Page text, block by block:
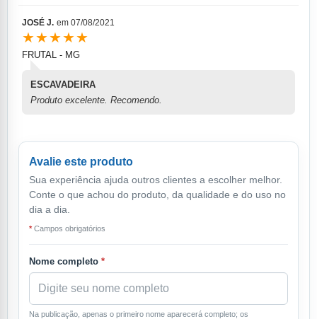
JOSÉ J. em 07/08/2021
★★★★★
FRUTAL - MG
ESCAVADEIRA
Produto excelente. Recomendo.
Avalie este produto
Sua experiência ajuda outros clientes a escolher melhor.
Conte o que achou do produto, da qualidade e do uso no
dia a dia.
* Campos obrigatórios
Nome completo *
Na publicação, apenas o primeiro nome aparecerá completo; os